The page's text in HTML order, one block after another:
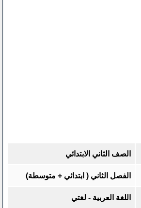
الصف الثاني الابتدائي
الفصل الثاني ( ابتدائي + متوسطة)
اللغة العربية - لغتي